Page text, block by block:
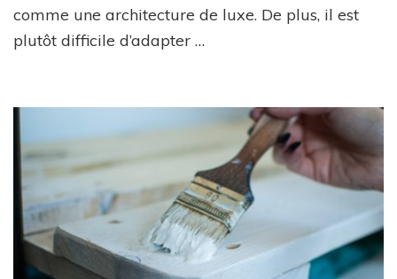
cheminée
comme une architecture de luxe. De plus, il est
plutôt difficile d’adapter …